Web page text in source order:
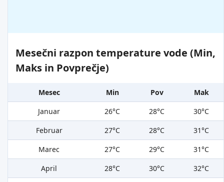
Mesečni razpon temperature vode (Min,
Maks in Povprečje)
Mesec Min Pov
Mak
Januar
26°C 28°C
30°C
Februar
27°C 28°C
31°C
Marec
27°C 29°C
31°C
April
28°C 30°C
32°C